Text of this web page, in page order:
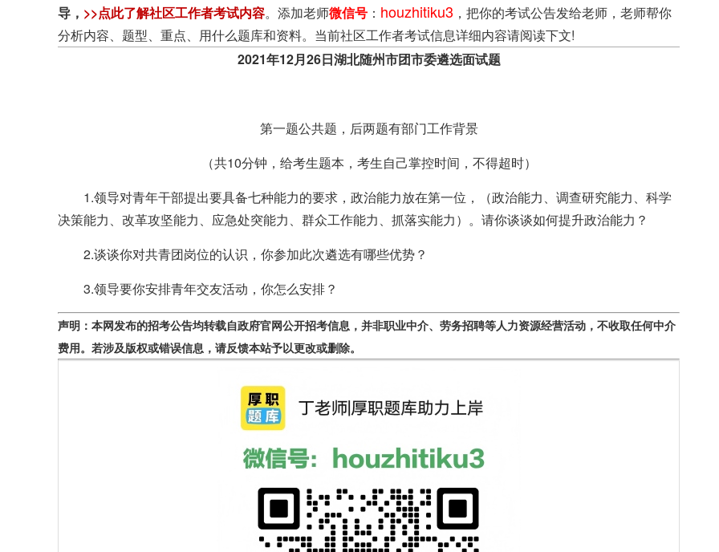
导 ， >>点此了解社区工作者考试内容。添加老师微信号 ： houzhitiku3 ，把你的考试公告发给老师，老师帮你
分析内容、题型、重点、用什么题库和资料。当前社区工作者考试信息详细内容请阅读下文!
2021年12月26日湖北随州市团市委遴选面试题
第一题公共题，后两题有部门工作背景
（共10分钟，给考生题本，考生自己掌控时间，不得超时）
1.领导对青年干部提出要具备七种能力的要求，政治能力放在第一位，（政治能力、调查研究能力、科学
决策能力、改革攻坚能力、应急处突能力、群众工作能力、抓落实能力）。请你谈谈如何提升政治能力？
2.谈谈你对共青团岗位的认识，你参加此次遴选有哪些优势？
3.领导要你安排青年交友活动，你怎么安排？
声明：本网发布的招考公告均转载自政府官网公开招考信息，并非职业中介、劳务招聘等人力资源经营活动，不收取任何中介
费用。若涉及版权或错误信息，请反馈本站予以更改或删除。